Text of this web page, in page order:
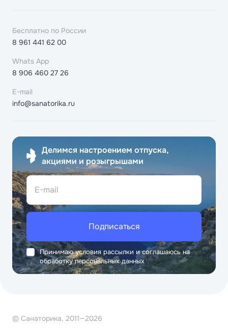
Бесплатно по России
8 961 441 62 00
Whats App
8 906 460 27 26
E-mail
info@sanatorika.ru
Делимся настроением отпуска,
акциями и розыгрышами
E-mail
Подписаться
Принимаю условия рассылки и соглашаюсь на
обработку персональных данных
© Санаторика, 2011—2026